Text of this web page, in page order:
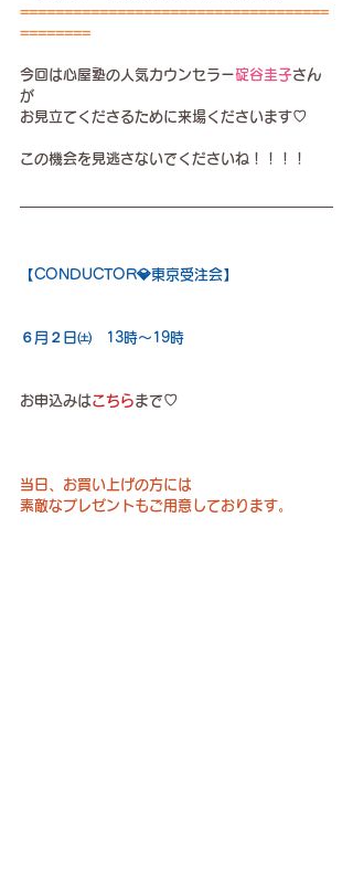
===================================
========
今回は心屋塾の人気カウンセラー碇谷圭子さん
が
お見立てくださるために来場くださいます♡
この機会を見逃さないでくださいね！！！！
【CONDUCTOR💎東京受注会】
６月２日㈯　13時～19時
お申込みはこちらまで♡
当日、お買い上げの方には
素敵なプレゼントもご用意しております。